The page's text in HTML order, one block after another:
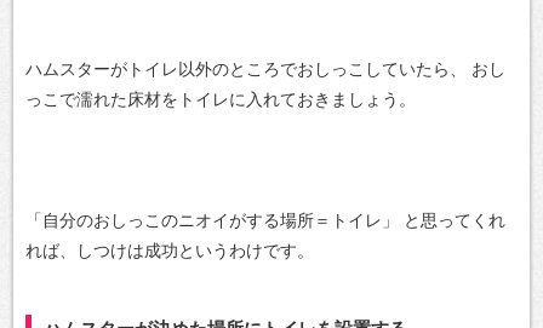
ハムスターがトイレ以外のところでおしっこしていたら、
おし
っこで濡れた床材をトイレに入れておきましょう。
「自分のおしっこのニオイがする場所＝トイレ」
と思ってくれ
れば、しつけは成功というわけです。